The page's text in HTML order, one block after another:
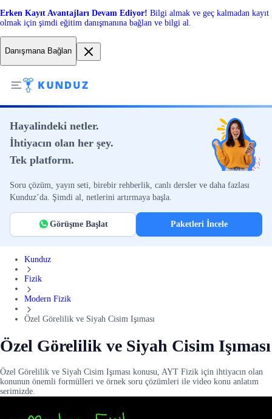
Erken Kayıt Avantajları Devam Ediyor! Bilgi almak ve geç kalmadan kayıt
olmak için şimdi eğitim danışmanına bağlan ve bilgi al.
Danışmana Bağlan
Hayalindeki netler.
İhtiyacın olan her şey.
Tek platform.
Soru çözüm, yayın seti, birebir rehberlik, canlı dersler ve daha fazlası
Kunduz’da. Şimdi al, netlerini artırmaya başla.
Görüşme Başlat Paketleri İncele
Kunduz
Fizik
Modern Fizik
Özel Görelilik ve Siyah Cisim Işıması
Özel Görelilik ve Siyah Cisim Işıması
Özel Görelilik ve Siyah Cisim Işıması konusu, AYT Fizik için ihtiyacın olan
konunun önemli formülleri ve örnek soru çözümleri ile video konu anlatım
serimizde.